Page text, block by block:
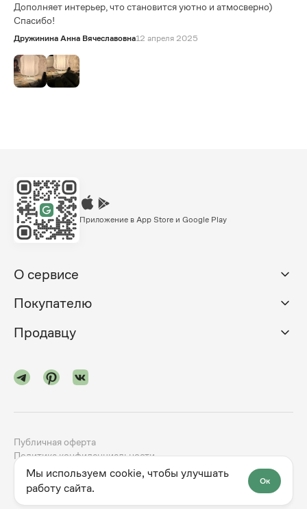
Дополняет интерьер, что становится уютно и атмосверно)
Спасибо!
Дружинина Анна Вячеславовна12 апреля 2025
Приложение в App Store и Google Play
О сервисе
Покупателю
Продавцу
2024-2026godno.com dev.family
Публичная оферта
Политика конфиденциальности
Мы используем cookie, чтобы улучшать
работу сайта.
Ок